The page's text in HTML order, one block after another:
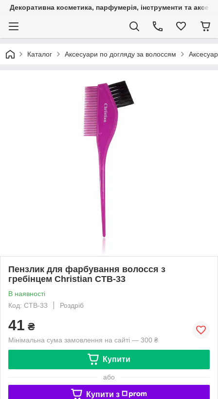
Декоративна косметика, парфумерія, інструменти та
Каталог Аксесуари по догляду за волоссям
Пензлик для фарбування волосся з
гребінцем Christian CTB-33
В наявності
Код: CTB-33
Роздріб
41 ₴
Мінімальна сума замовлення на сайті — 300 ₴
Купити
або
Купити з